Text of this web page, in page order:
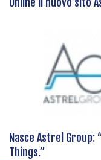
Nasce Astrel
Things.”